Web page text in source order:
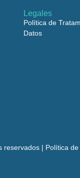
Legales
Política de
Datos
reservados | Política